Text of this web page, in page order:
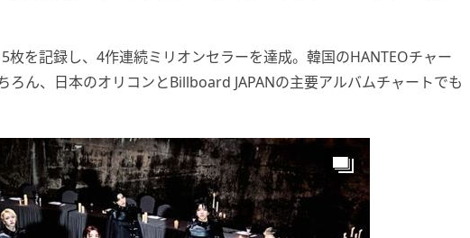
枚を記録し、4作連続ミリオンセラーを達成。韓国のHANTEOチャー
ろん、日本のオリコンとBillboard JAPANの主要アルバムチャートでも